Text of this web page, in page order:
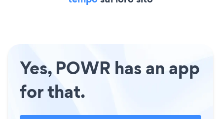
Yes, POWR has an app
for that.